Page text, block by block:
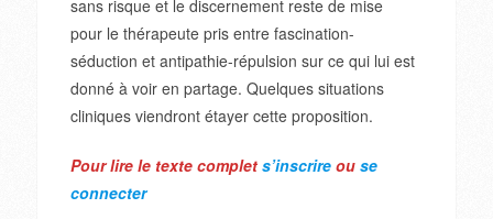
sans risque et le discernement reste de mise
pour le thérapeute pris entre fascination-
séduction et antipathie-répulsion sur ce qui lui est
donné à voir en partage. Quelques situations
cliniques viendront étayer cette proposition.
Pour lire le texte complet s’inscrireou se
connecter